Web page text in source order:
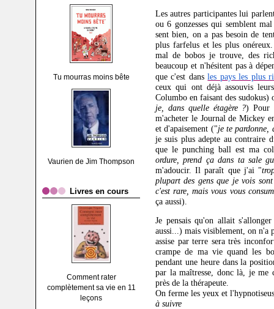
Tu mourras moins bête
Vaurien de Jim Thompson
Livres en cours
Comment rater
complètement sa vie en 11
leçons
Les autres participantes lui
ou 6 gonzesses qui semblent
sent bien, on a pas besoin de
plus farfelus et les plus
mal de bobos je trouve, des
beaucoup et n'hésitent pas à
que c'est dans les pays les plus
ceux qui ont déjà assouvis
Columbo en faisant des sudokus)
je, dans quelle étagère ?) Pour
m'acheter le Journal de Mickey
et d'apaisement ("je te pardonne,
je suis plus adepte au contraire
que le punching ball est ma
ordure, prend ça dans ta sale
m'adoucir. Il paraît que j'ai "
plupart des gens que je vois
c'est rare, mais vous vous
ça aussi).
Je pensais qu'on allait
aussi...) mais visiblement, on n'a
assise par terre sera très
crampe de ma vie quand les
pendant une heure dans la
par la maîtresse, donc là, je
près de la thérapeute.
On ferme les yeux et
à suivre